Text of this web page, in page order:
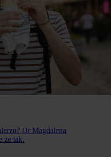
Dr Magdalena
że tak.